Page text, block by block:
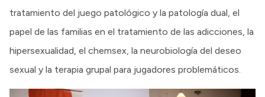
tratamiento del juego patológico y la patología dual, el
papel de las familias en el tratamiento de las adicciones, la
hipersexualidad, el chemsex, la neurobiología del deseo
sexual y la terapia grupal para jugadores problemáticos.